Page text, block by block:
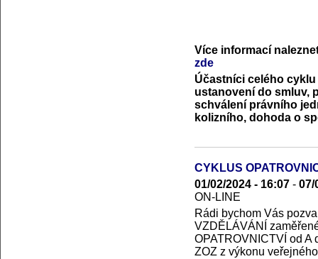
Více informací
zde
Účastníci celého
ustanovení do smluv,
schválení právního
kolizního, dohoda o
CYKLUS
01/02/2024 - 16:07 - 07/
ON-LINE
Rádi bychom Vás
VZDĚLÁVÁNÍ
OPATROVNICTVÍ od A
ZOZ z výkonu